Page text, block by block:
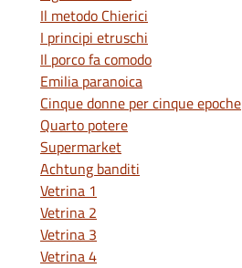
Il metodo Chierici
I principi etruschi
Il porco fa comodo
Emilia paranoica
Cinque donne per cinque epoche
Quarto potere
Supermarket
Achtung banditi
Vetrina 1
Vetrina 2
Vetrina 3
Vetrina 4